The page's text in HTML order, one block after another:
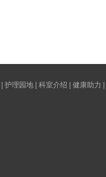
| 护理园地 | 科室介绍 | 健康助力 |